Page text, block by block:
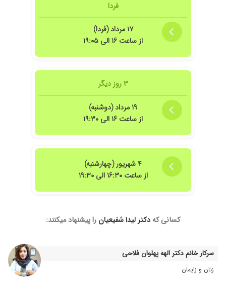
خانم دکتر بسیار خوش اخلاق و صبور هستن و
دانش به روز عالی است. برای سزارین عالی و درجه
یک هستن ولی برای زایمان طبیعی مهارت کافی
بسیار مهربان هستن و برای بیمار وقت میگذارند
دکتر خوش برخوردی هستند به بیماران وقت
میراندند توضیحشوک عالی و کارشون هم عالی
فردا
۱۷ مرداد (فردا)
از ساعت ۱۶ الی ۱۹:۰۵
۳ روز دیگر
۱۹ مرداد (دوشنبه)
از ساعت ۱۶ الی ۱۹:۳۰
۴ شهریور (چهارشنبه)
از ساعت ۱۶:۳۰ الی ۱۹:۳۰
کسانی که دکتر لیدا شفیعیان را پیشنهاد میکنند:
سرکار خانم دکتر الهه پهلوان فلاحی
زنان و زایمان